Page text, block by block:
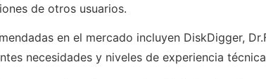
de otros usuarios.
en el mercado incluyen DiskDigger,
necesidades y niveles de experiencia